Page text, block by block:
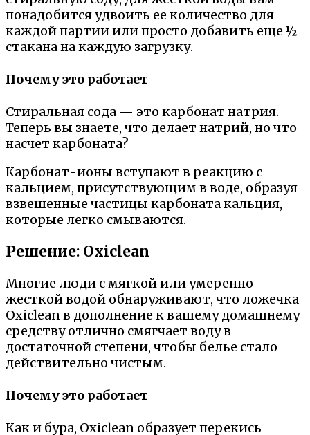
понадобится удвоить ее количество для
каждой партии или просто добавить еще ½
стакана на каждую загрузку.
Почему это работает
Стиральная сода — это карбонат натрия.
Теперь вы знаете, что делает натрий, но что
насчет карбоната?
Карбонат-ионы вступают в реакцию с
кальцием, присутствующим в воде, образуя
взвешенные частицы карбоната кальция,
которые легко смываются.
Решение: Oxiclean
Многие люди с мягкой или умеренно
жесткой водой обнаруживают, что ложечка
Oxiclean в дополнение к вашему домашнему
средству отлично смягчает воду в
достаточной степени, чтобы белье стало
действительно чистым.
Почему это работает
Как и бура, Oxiclean образует перекись